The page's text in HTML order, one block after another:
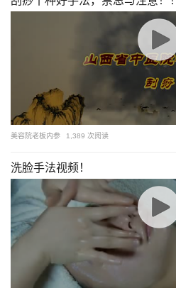
美容院老板内参 1,389 次阅读
洗脸手法视频！